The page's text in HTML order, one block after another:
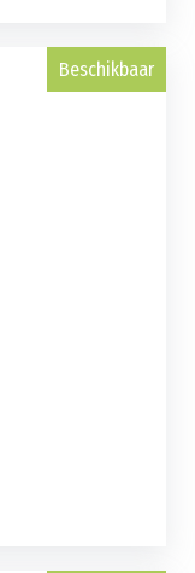
Beschikbaar